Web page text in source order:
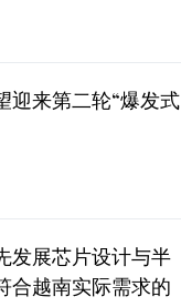
迎来第二轮“爆发式
发展芯片设计与半
合越南实际需求的